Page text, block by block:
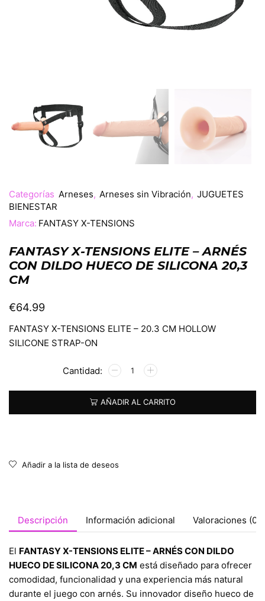
Categorías Arneses, Arneses sin Vibración, JUGUETES
BIENESTAR
Marca: FANTASY X-TENSIONS
FANTASY X-TENSIONS ELITE – ARNÉS
CON DILDO HUECO DE SILICONA 20,3
CM
€64.99
FANTASY X-TENSIONS ELITE – 20.3 CM HOLLOW
SILICONE STRAP-ON
AÑADIR AL CARRITO
Alternative:
Añadir a la lista de deseos
Descripción Información adicional Valoraciones (0)
El FANTASY X-TENSIONS ELITE – ARNÉS CON DILDO
HUECO DE SILICONA 20,3 CM está diseñado para ofrecer
comodidad, funcionalidad y una experiencia más natural
durante el juego con arnés. Su innovador diseño hueco de